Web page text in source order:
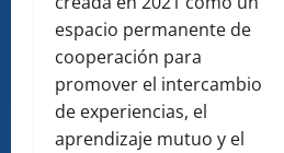
espacio permanente de
cooperación para
promover el intercambio
de experiencias, el
aprendizaje mutuo y el